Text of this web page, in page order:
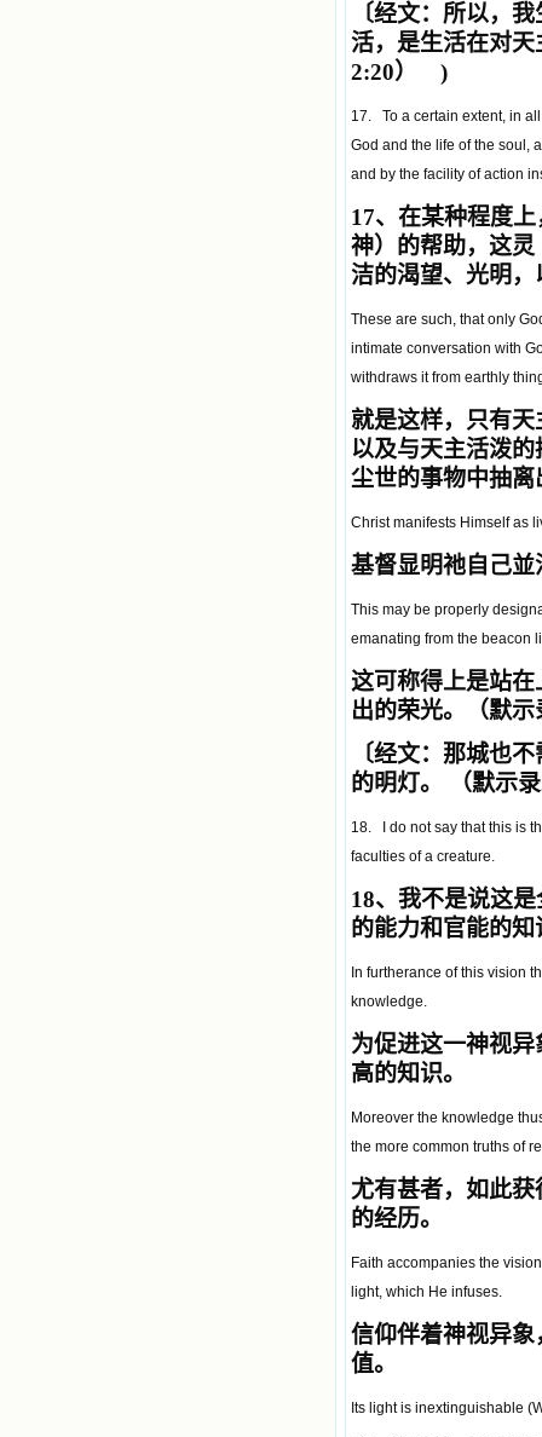
〔经文：所以，
活，是生活在对
2:20） )
17. To a certain extent, in
God and the life of the soul,
and by the facility of action
17、在某种程度
神）的帮助，这
洁的渴望、光明
These are such, that only
intimate conversation with
withdraws it from earthly
就是这样，只有
以及与天主活泼
尘世的事物中抽离
Christ manifests Himself as
基督显明祂自己
This may be properly
emanating from the beacon
这可称得上是站
出的荣光。（默示
〔经文：那城也
的明灯。 （默示
18. I do not say that this is
faculties of a creature.
18、我不是说这
的能力和官能的知
In furtherance of this vision
knowledge.
为促进这一神视
高的知识。
Moreover the knowledge
the more common truths of
尤有甚者，如此
的经历。
Faith accompanies the
light, which He infuses.
信仰伴着神视异
值。
Its light is inextinguishable